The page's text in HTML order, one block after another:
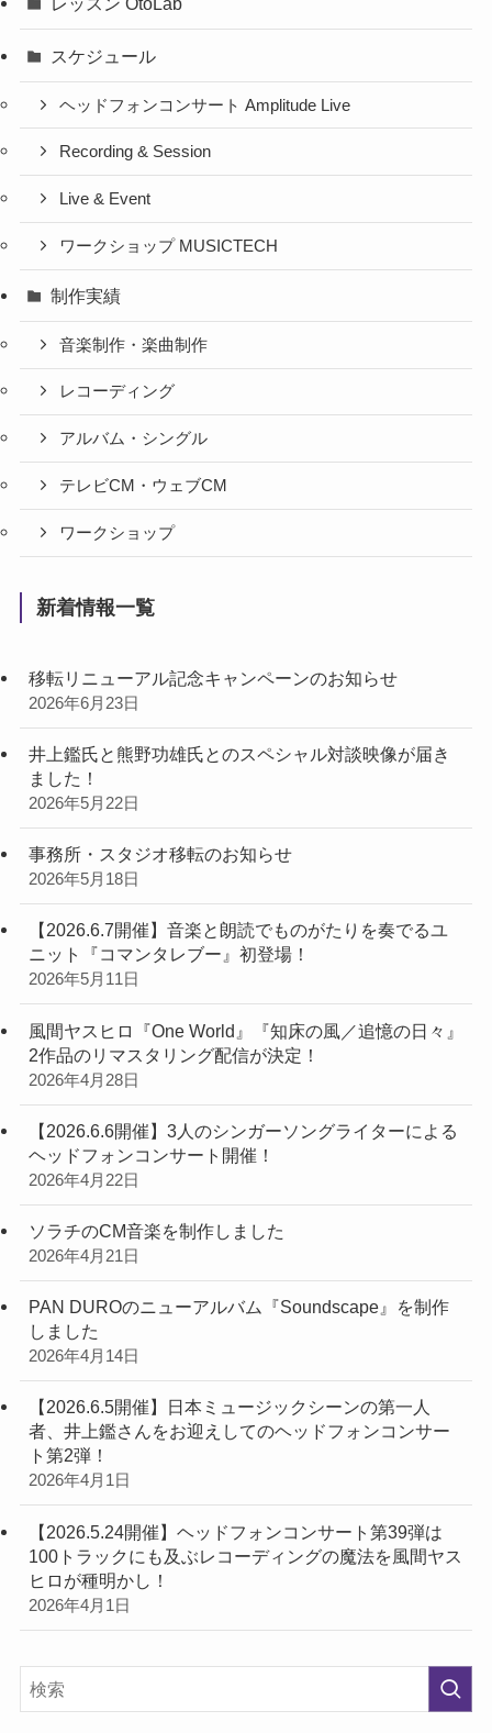
スケジュール
ヘッドフォンコンサート Amplitude Live
Recording & Session
Live & Event
ワークショップ MUSICTECH
制作実績
音楽制作・楽曲制作
レコーディング
アルバム・シングル
テレビCM・ウェブCM
ワークショップ
新着情報一覧
移転リニューアル記念キャンペーンのお知らせ
2026年6月23日
井上鑑氏と熊野功雄氏とのスペシャル対談映像が届き
ました！
2026年5月22日
事務所・スタジオ移転のお知らせ
2026年5月18日
【2026.6.7開催】音楽と朗読でものがたりを奏でるユ
ニット『コマンタレブー』初登場！
2026年5月11日
風間ヤスヒロ『One World』『知床の風／追憶の日々』
2作品のリマスタリング配信が決定！
2026年4月28日
【2026.6.6開催】3人のシンガーソングライターによる
ヘッドフォンコンサート開催！
2026年4月22日
ソラチのCM音楽を制作しました
2026年4月21日
PAN DUROのニューアルバム『Soundscape』を制作
しました
2026年4月14日
【2026.6.5開催】日本ミュージックシーンの第一人
者、井上鑑さんをお迎えしてのヘッドフォンコンサー
ト第2弾！
2026年4月1日
【2026.5.24開催】ヘッドフォンコンサート第39弾は
100トラックにも及ぶレコーディングの魔法を風間ヤス
ヒロが種明かし！
2026年4月1日